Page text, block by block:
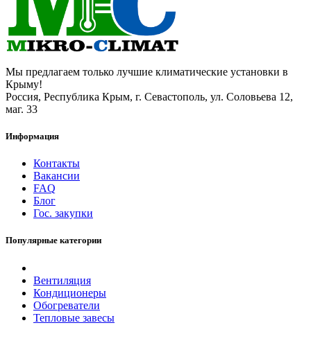
Мы предлагаем только лучшие климатические установки в
Крыму!
Россия, Республика Крым, г. Севастополь, ул. Соловьева 12,
маг. 33
Информация
Контакты
Вакансии
FAQ
Блог
Гос. закупки
Популярные категории
Вентиляция
Кондиционеры
Обогреватели
Тепловые завесы